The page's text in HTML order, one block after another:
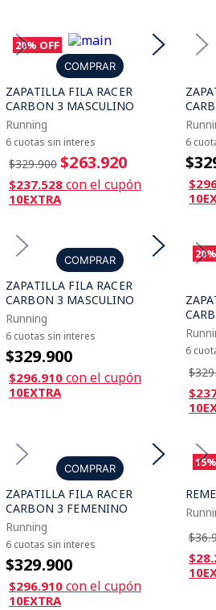
20% OFF
COMPRAR
ZAPATILLA FILA RACER
CARBON 3 MASCULINO
Running
6 cuotas sin interes
$329.900 $263.920
$237.528 con el cupón
10EXTRA
6
COMPRAR
ZAPATILLA FILA RACER
CARBON 3 MASCULINO
Running
6 cuotas sin interes
$329.900
$296.910 con el cupón
10EXTRA
20%
6
COMPRAR
ZAPATILLA FILA RACER
CARBON 3 FEMENINO
Running
6 cuotas sin interes
$329.900
$296.910 con el cupón
10EXTRA
15%